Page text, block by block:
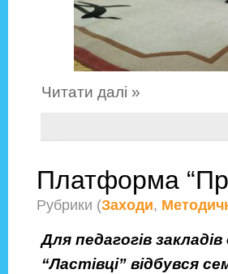
Читати далі »
Платформа
Рубрики (Заходи,
Для педагогів
“Ластівці” відбувся